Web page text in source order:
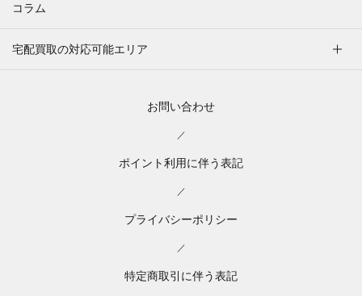
コラム
宅配買取の対応可能エリア
お問い合わせ
／
ポイント利用に伴う表記
／
プライバシーポリシー
／
特定商取引に伴う表記